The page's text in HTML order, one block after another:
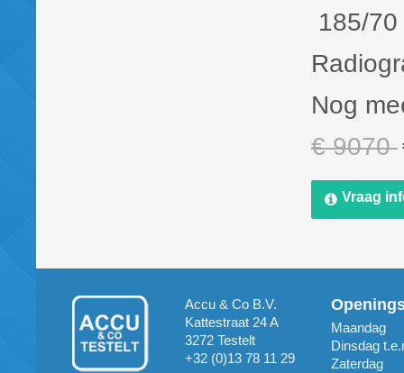
185/
Nog
€ 9070
Vraag
Accu & Co B.V.
Kattestraat 24 A
3272 Testelt
+32 (0)13 78 11 29
Maandag
Dinsdag
Zaterdag